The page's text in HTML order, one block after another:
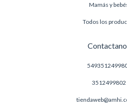
Mamás y
Todos los
3512499802